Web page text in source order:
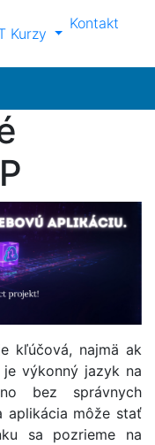
Kurzy
Kontakt
kľúčová, najmä ak
výkonný jazyk na
bez správnych
aplikácia môže stať
sa pozrieme na